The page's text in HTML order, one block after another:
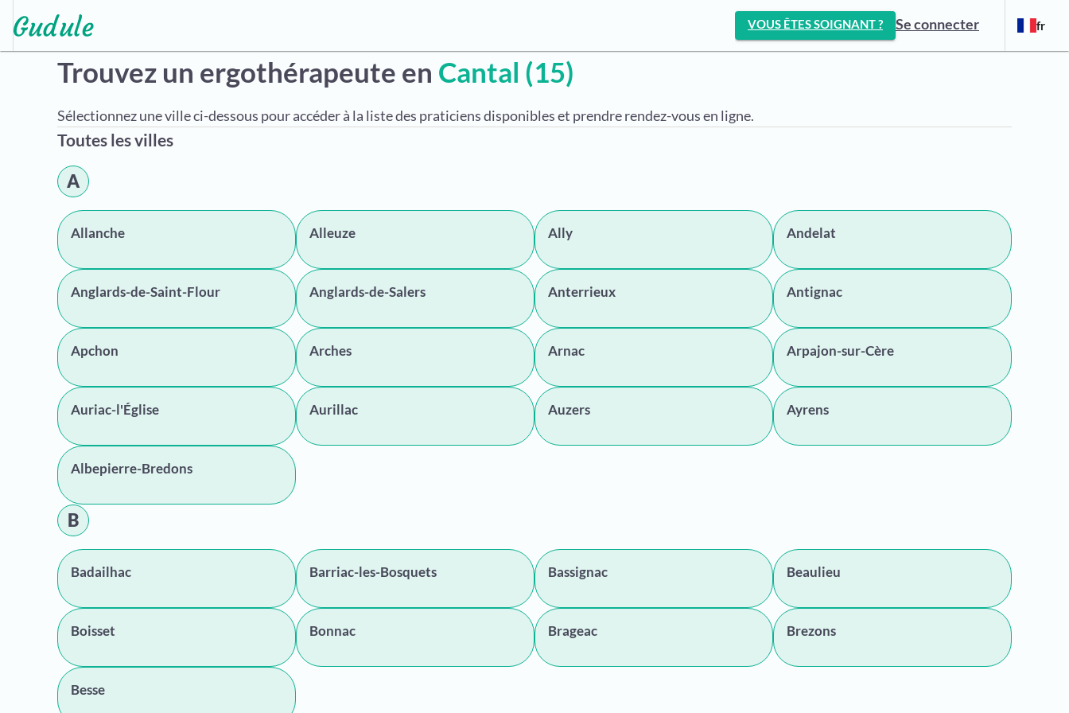
VOUS ÊTES SOIGNANT ? Se connecter fr
Trouvez un ergothérapeute en Cantal (15)
Sélectionnez une ville ci-dessous pour accéder à la liste des praticiens disponibles et prendre rendez-vous en ligne.
Toutes les villes
A
Allanche Alleuze Ally Andelat
Anglards-de-Saint-Flour Anglards-de-Salers Anterrieux Antignac
Apchon Arches Arnac Arpajon-sur-Cère
Auriac-l'Église Aurillac Auzers Ayrens
Albepierre-Bredons
B
Badailhac Barriac-les-Bosquets Bassignac Beaulieu
Boisset Bonnac Brageac Brezons
Besse